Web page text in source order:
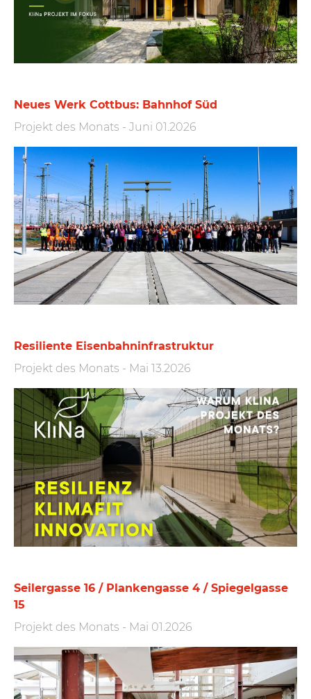
Neues Werk Cottbus: Bahnhof Süd
Projekt des Monats - Juni 01.2026
Resiliente Eisen­bahn­infra­struktur
Projekt des Monats - Mai 13.2026
Seilergasse 16 / Plankengasse 4 / Spiegelgasse
15
Projekt des Monats - Mai 01.2026